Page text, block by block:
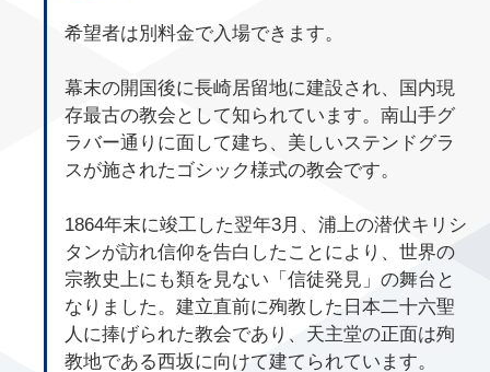
希望者は別料金で入場できます。
幕末の開国後に長崎居留地に建設され、国内現
存最古の教会として知られています。南山手グ
ラバー通りに面して建ち、美しいステンドグラ
スが施されたゴシック様式の教会です。
1864年末に竣工した翌年3月、浦上の潜伏キリシ
タンが訪れ信仰を告白したことにより、世界の
宗教史上にも類を見ない「信徒発見」の舞台と
なりました。建立直前に殉教した日本二十六聖
人に捧げられた教会であり、天主堂の正面は殉
教地である西坂に向けて建てられています。